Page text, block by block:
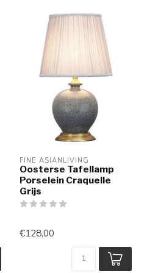
FINE ASIANLIVING
Oosterse Tafellamp
Porselein Craquelle
Grijs
€128,00